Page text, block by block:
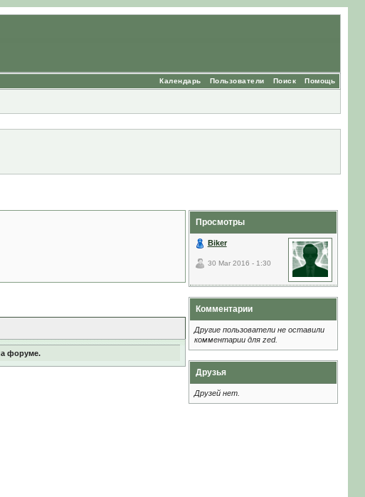
Помощь
Поиск
Пользователи
Календарь
форуме.
Просмотры
Biker
30 Mar 2016 - 1:30
Комментарии
Другие пользователи не оставили
комментарии для zed.
Друзья
Друзей нет.